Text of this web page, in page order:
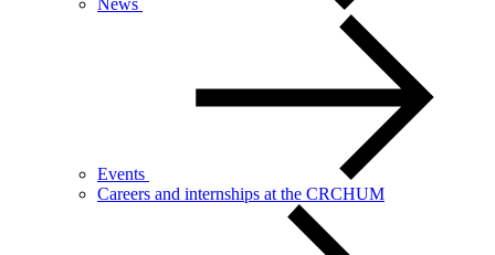
News
Events
Careers and internships at the CRCHUM